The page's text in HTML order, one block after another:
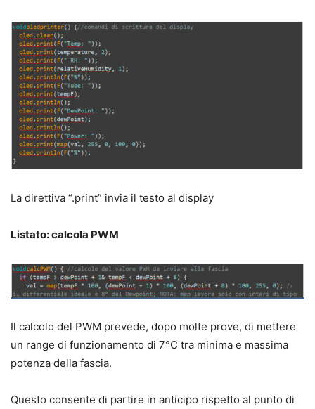
La direttiva “.print” invia il testo al display
Listato: calcola PWM
Il calcolo del PWM prevede, dopo molte prove, di mettere
un range di funzionamento di 7°C tra minima e massima
potenza della fascia.
Questo consente di partire in anticipo rispetto al punto di